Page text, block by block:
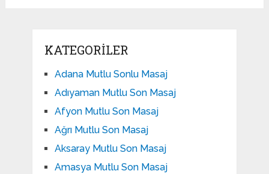
KATEGORILER
Adana Mutlu Sonlu Masaj
Adıyaman Mutlu Son Masaj
Afyon Mutlu Son Masaj
Ağrı Mutlu Son Masaj
Aksaray Mutlu Son Masaj
Amasya Mutlu Son Masaj